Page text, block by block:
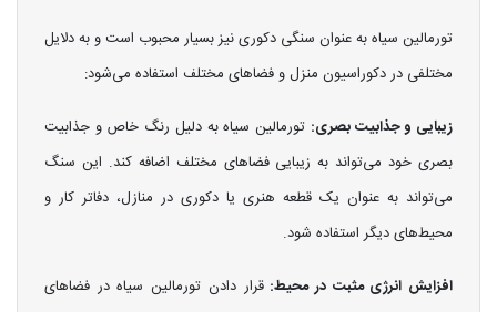
تورمالین سیاه به عنوان سنگی دکوری نیز بسیار محبوب است و به دلایل
مختلفی در دکوراسیون منزل و فضاهای مختلف استفاده می‌شود:
زیبایی و جذابیت بصری: تورمالین سیاه به دلیل رنگ خاص و جذابیت
بصری خود می‌تواند به زیبایی فضاهای مختلف اضافه کند. این سنگ
می‌تواند به عنوان یک قطعه هنری یا دکوری در منازل، دفاتر کار و
محیط‌های دیگر استفاده شود.
افزایش انرژی مثبت در محیط:قرار دادن تورمالین سیاه در فضاهای